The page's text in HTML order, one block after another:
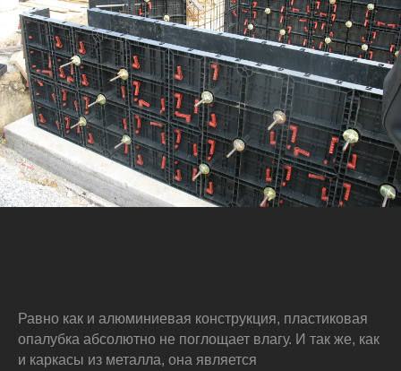
Равно как и алюминиевая конструкция, пластиковая
опалубка абсолютно не поглощает влагу. И так же, как
и каркасы из металла, она является